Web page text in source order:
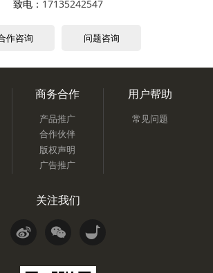
致电： 17135242547
作咨询 问题咨询
商务合作
产品推广
合作伙伴
版权声明
广告推广
用户帮助
常见问题
关注我们